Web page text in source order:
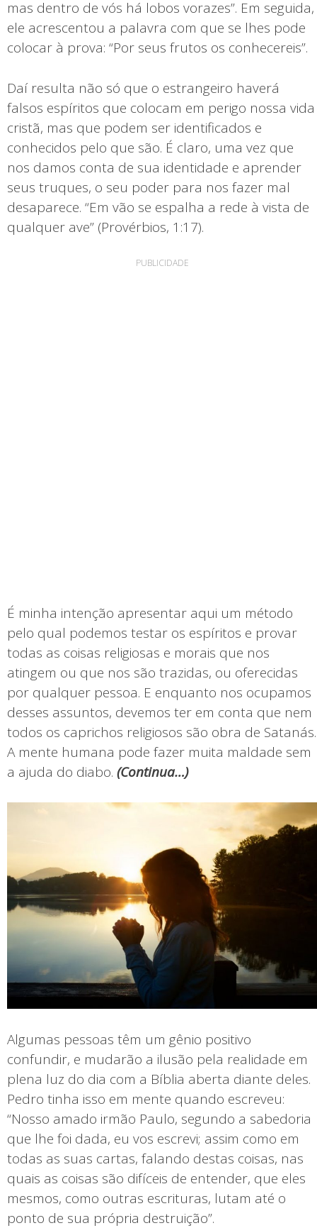
mas dentro de vós há lobos vorazes”. Em seguida,
ele acrescentou a palavra com que se lhes pode
colocar à prova: “Por seus frutos os conhecereis”.
Daí resulta não só que o estrangeiro haverá
falsos espíritos que colocam em perigo nossa vida
cristã, mas que podem ser identificados e
conhecidos pelo que são. É claro, uma vez que
nos damos conta de sua identidade e aprender
seus truques, o seu poder para nos fazer mal
desaparece. “Em vão se espalha a rede à vista de
qualquer ave” (Provérbios, 1:17).
PUBLICIDADE
É minha intenção apresentar aqui um método
pelo qual podemos testar os espíritos e provar
todas as coisas religiosas e morais que nos
atingem ou que nos são trazidas, ou oferecidas
por qualquer pessoa. E enquanto nos ocupamos
desses assuntos, devemos ter em conta que nem
todos os caprichos religiosos são obra de Satanás.
A mente humana pode fazer muita maldade sem
a ajuda do diabo. (Continua…)
Algumas pessoas têm um gênio positivo
confundir, e mudarão a ilusão pela realidade em
plena luz do dia com a Bíblia aberta diante deles.
Pedro tinha isso em mente quando escreveu:
“Nosso amado irmão Paulo, segundo a sabedoria
que lhe foi dada, eu vos escrevi; assim como em
todas as suas cartas, falando destas coisas, nas
quais as coisas são difíceis de entender, que eles
mesmos, como outras escrituras, lutam até o
ponto de sua própria destruição”.